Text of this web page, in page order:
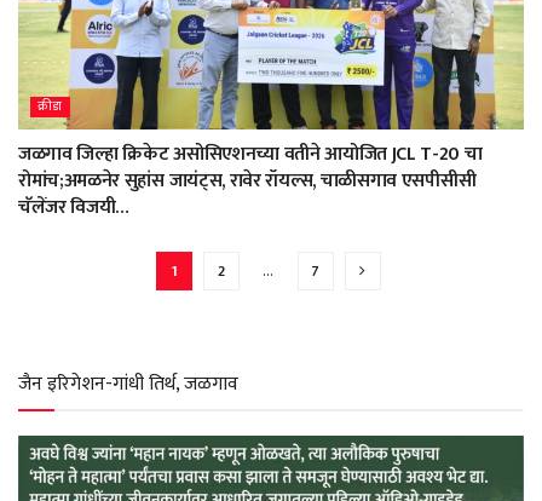
क्रीडा
जळगाव जिल्हा क्रिकेट असोसिएशनच्या वतीने आयोजित JCL T-20 चा
रोमांच;अमळनेर सुहांस जायंट्स, रावेर रॉयल्स, चाळीसगाव एसपीसीसी
चॅलेंजर विजयी…
1 2 … 7
जैन इरिगेशन-गांधी तिर्थ, जळगाव